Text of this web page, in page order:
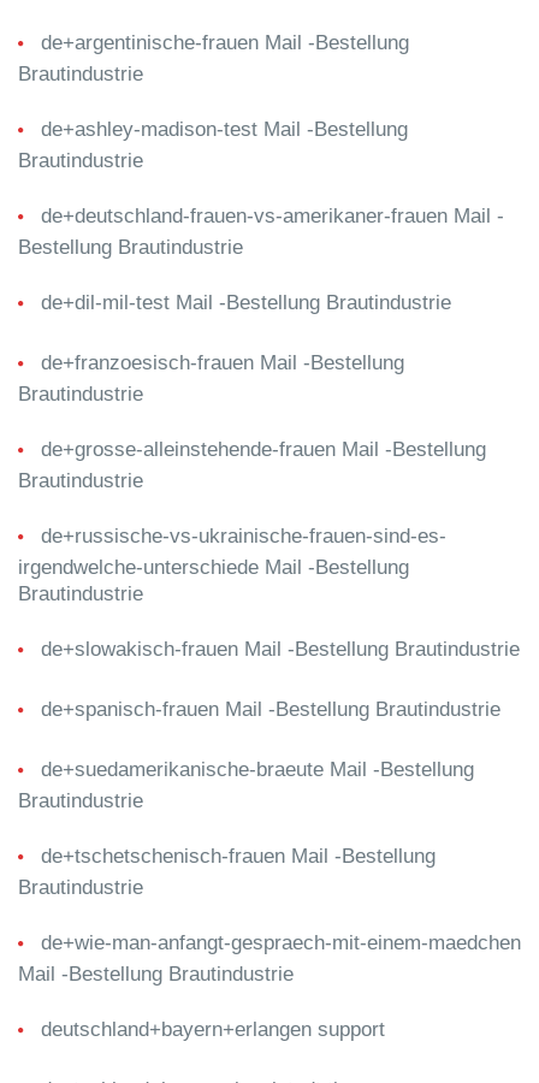
de+argentinische-frauen Mail -Bestellung
Brautindustrie
de+ashley-madison-test Mail -Bestellung
Brautindustrie
de+deutschland-frauen-vs-amerikaner-frauen Mail -
Bestellung Brautindustrie
de+dil-mil-test Mail -Bestellung Brautindustrie
de+franzoesisch-frauen Mail -Bestellung
Brautindustrie
de+grosse-alleinstehende-frauen Mail -Bestellung
Brautindustrie
de+russische-vs-ukrainische-frauen-sind-es-
irgendwelche-unterschiede Mail -Bestellung
Brautindustrie
de+slowakisch-frauen Mail -Bestellung Brautindustrie
de+spanisch-frauen Mail -Bestellung Brautindustrie
de+suedamerikanische-braeute Mail -Bestellung
Brautindustrie
de+tschetschenisch-frauen Mail -Bestellung
Brautindustrie
de+wie-man-anfangt-gespraech-mit-einem-maedchen
Mail -Bestellung Brautindustrie
deutschland+bayern+erlangen support